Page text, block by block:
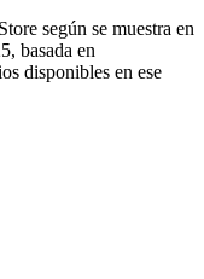
según se muestra en
basada en
disponibles en ese